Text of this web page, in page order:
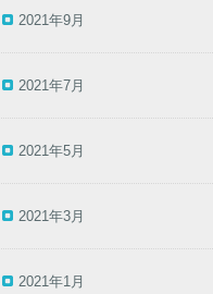
2021年9月
2021年7月
2021年5月
2021年3月
2021年1月